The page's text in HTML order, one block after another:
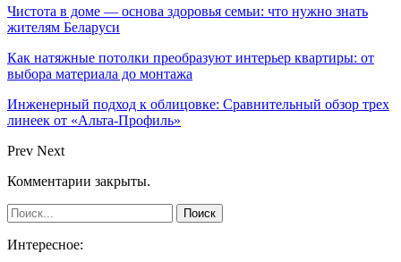
Чистота в доме — основа здоровья семьи: что нужно знать
жителям Беларуси
Как натяжные потолки преобразуют интерьер квартиры: от
выбора материала до монтажа
Инженерный подход к облицовке: Сравнительный обзор трех
линеек от «Альта-Профиль»
Prev Next
Комментарии закрыты.
Интересное: